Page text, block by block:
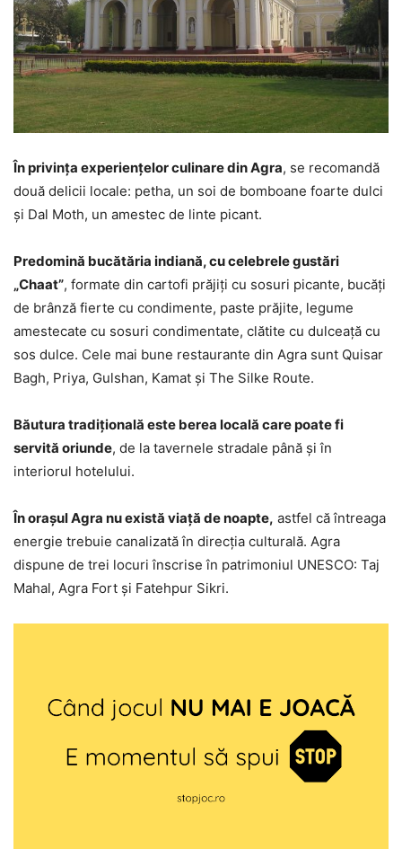
În privința experiențelor culinare din Agra, se recomandă
două delicii locale: petha, un soi de bomboane foarte dulci
și Dal Moth, un amestec de linte picant.
Predomină bucătăria indiană, cu celebrele gustări
„Chaat”, formate din cartofi prăjiți cu sosuri picante, bucăți
de brânză fierte cu condimente, paste prăjite, legume
amestecate cu sosuri condimentate, clătite cu dulceață cu
sos dulce. Cele mai bune restaurante din Agra sunt Quisar
Bagh, Priya, Gulshan, Kamat și The Silke Route.
Băutura tradițională este berea locală care poate fi
servită oriunde, de la tavernele stradale până și în
interiorul hotelului.
În orașul Agra nu există viață de noapte, astfel că întreaga
energie trebuie canalizată în direcția culturală. Agra
dispune de trei locuri înscrise în patrimoniul UNESCO: Taj
Mahal, Agra Fort și Fatehpur Sikri.